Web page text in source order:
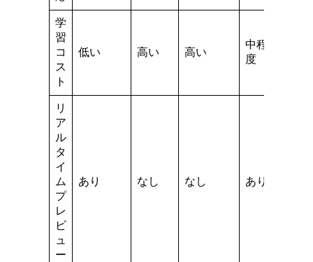
学
習
コ
ス
ト
低い 高い 高い
中程
度
リ
ア
ル
タ
イ
ム
プ
レ
ビ
ュ
ー
あり なし なし あり